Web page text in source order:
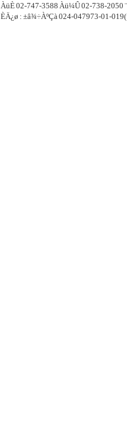
ÀüÈ­ 02-747-3588 Àü¼Û 02-738-2050
ÈÄ¿ø : ±â¾÷ÀºÇà 024-047973-01-